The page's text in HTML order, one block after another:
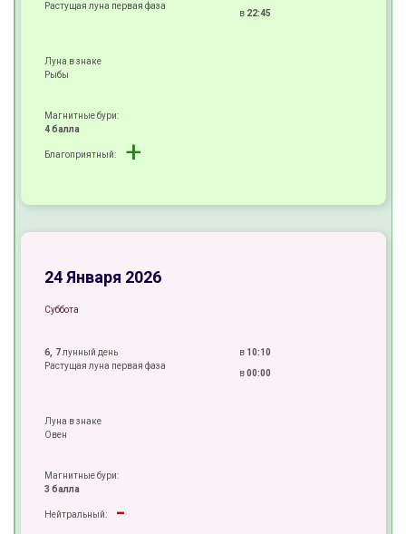
Растущая луна первая фаза
в 22:45
Луна в знаке
Рыбы
Магнитные бури:
4 балла
Благоприятный:
+
+
±
24 Января 2026
Суббота
6, 7лунный день
Растущая луна первая фаза
в 10:10
в00:00
Луна в знаке
Овен
Магнитные бури:
3 балла
Нейтральный:
-